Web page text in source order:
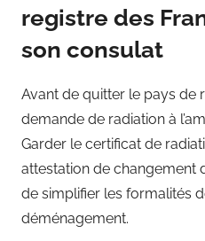
registre des
son consulat
Avant de quitter le pays de
demande de radiation à
Garder le certificat de
attestation de changement
de simplifier les formalités
déménagement.